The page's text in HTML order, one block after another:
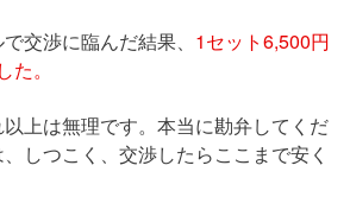
交渉に臨んだ結果、 1セット6,500円
。
上は無理です。本当に勘弁してくだ
しつこく、交渉したらここまで安く